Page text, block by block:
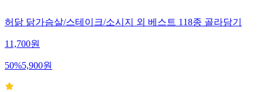
허닭 닭가슴살/스테이크/소시지 외 베스트 118종 골라담기
11,700원
50%5,900원